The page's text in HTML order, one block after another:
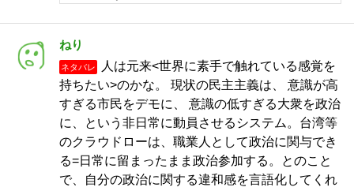
ねり
ネタバレ
人は元来<世界に素手で触れている感覚を
持ちたい>のかな。 現状の民主主義は、 意識が高
すぎる市民をデモに、 意識の低すぎる大衆を政治
に、という非日常に動員させるシステム。台湾等
のクラウドローは、職業人として政治に関与でき
る=日常に留まったまま政治参加する。とのこと
で、自分の政治に関する違和感を言語化してくれ